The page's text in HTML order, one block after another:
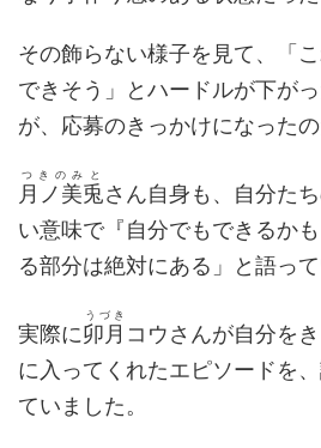
その飾らない様子を見て、「
できそう」とハードルが下が
が、応募のきっかけになったの
月ノ美兎
つきのみと
さん自身も、自分た
い意味で『自分でもできるか
る部分は絶対にある」と語っ
実際に卯月
うづき
コウさんが自分を
に入ってくれたエピソードを
ていました。